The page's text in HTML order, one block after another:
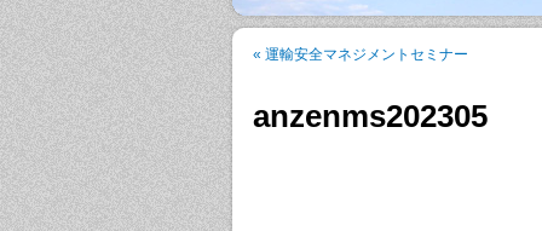
« 運輸安全マネジメントセミナー
anzenms202305